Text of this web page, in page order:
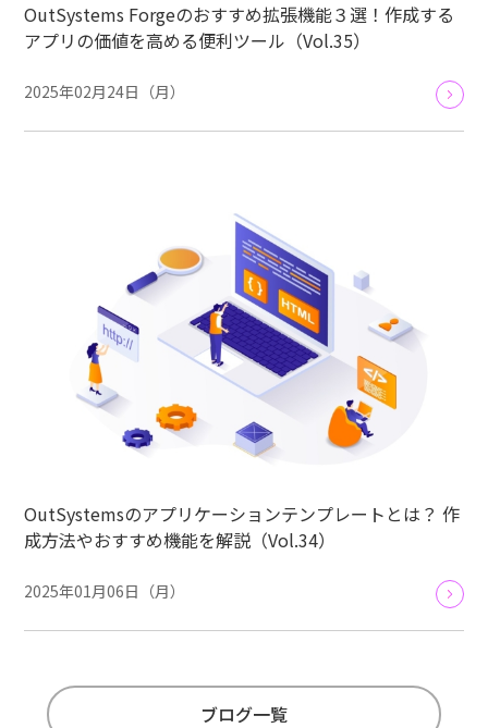
OutSystems Forgeのおすすめ拡張機能３選！作成する
アプリの価値を高める便利ツール（Vol.35）
2025年02月24日（月）
OutSystemsのアプリケーションテンプレートとは？ 作
成方法やおすすめ機能を解説（Vol.34）
2025年01月06日（月）
ブログ一覧